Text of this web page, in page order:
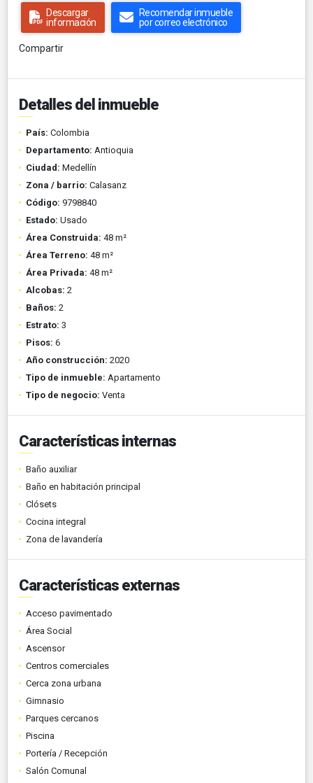
Descargar
información
Recomendar inmueble
por correo electrónico
Compartir
Detalles del inmueble
País: Colombia
Departamento: Antioquia
Ciudad: Medellín
Zona / barrio: Calasanz
Código: 9798840
Estado: Usado
Área Construida: 48 m²
Área Terreno: 48 m²
Área Privada: 48 m²
Alcobas: 2
Baños: 2
Estrato: 3
Pisos: 6
Año construcción: 2020
Tipo de inmueble: Apartamento
Tipo de negocio: Venta
Características internas
Baño auxiliar
Baño en habitación principal
Clósets
Cocina integral
Zona de lavandería
Características externas
Acceso pavimentado
Área Social
Ascensor
Centros comerciales
Cerca zona urbana
Gimnasio
Parques cercanos
Piscina
Portería / Recepción
Salón Comunal